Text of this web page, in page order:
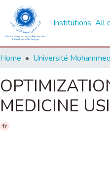
Institutions All
Home
MEDICINE
fr